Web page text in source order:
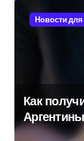
Новости
Как